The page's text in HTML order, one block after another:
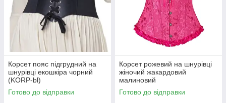
Корсет пояс підгрудний на
шнурівці екошкіра чорний
(KORP-bl)
Готово до відправки
Корсет рожевий на шнурівці
жіночий жакардовий
малиновий
Готово до відправки